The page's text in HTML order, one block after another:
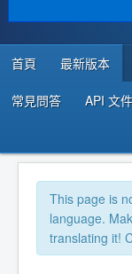
社群 & 支援
程式者資源
首頁 最新版本
常見問答 API 文件
This page is
language.
translating it!